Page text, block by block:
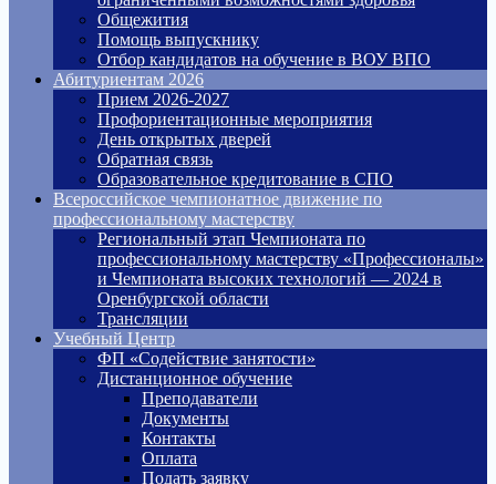
Общежития
Помощь выпускнику
Отбор кандидатов на обучение в ВОУ ВПО
Абитуриентам 2026
Прием 2026-2027
Профориентационные мероприятия
День открытых дверей
Обратная связь
Образовательное кредитование в СПО
Всероссийское чемпионатное движение по
профессиональному мастерству
Региональный этап Чемпионата по
профессиональному мастерству «Профессионалы»
и Чемпионата высоких технологий — 2024 в
Оренбургской области
Трансляции
Учебный Центр
ФП «Содействие занятости»
Дистанционное обучение
Преподаватели
Документы
Контакты
Оплата
Подать заявку